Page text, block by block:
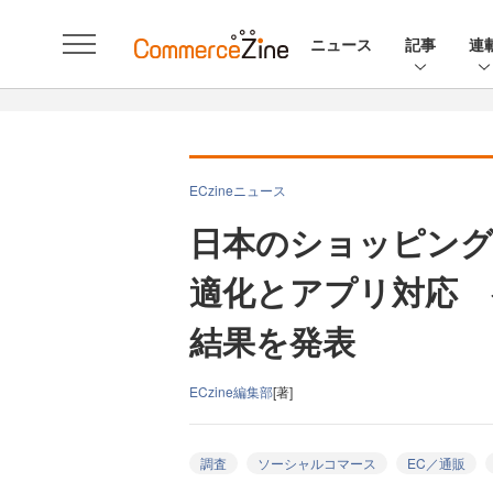
ニュース 記事 連
ECzineニュース
日本のショッピン
適化とアプリ対応
結果を発表
ECzine編集部[著]
調査 ソーシャルコマース EC／通販